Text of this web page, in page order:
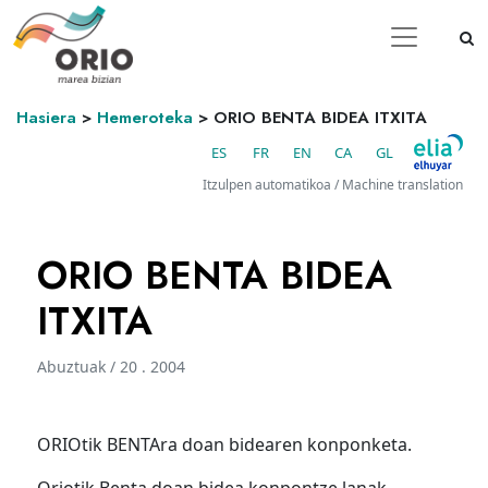
Hasiera > Hemeroteka > ORIO BENTA BIDEA ITXITA
ES FR EN CA GL
Itzulpen automatikoa / Machine translation
ORIO BENTA BIDEA
ITXITA
Abuztuak / 20 . 2004
ORIOtik BENTAra doan bidearen konponketa.